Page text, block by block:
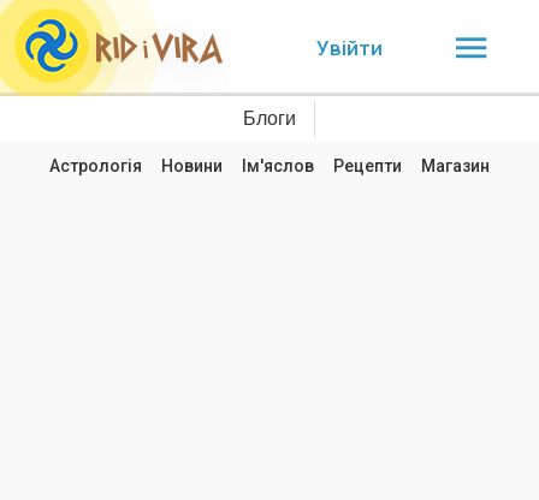
Увійти
Блоги
Астрологія Новини Ім'яслов Рецепти Магазин